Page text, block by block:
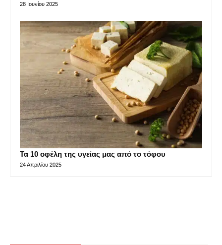
28 Ιουνίου 2025
Τα 10 οφέλη της υγείας μας από το τόφου
24 Απριλίου 2025